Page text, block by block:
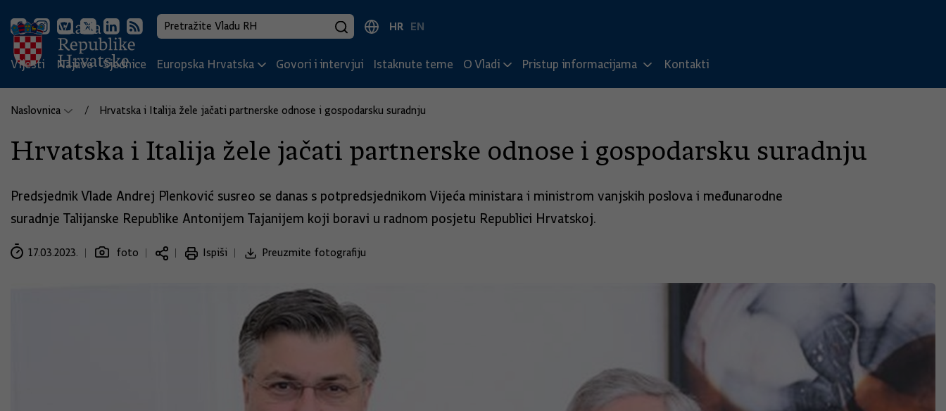
HR EN
Vijesti Najave Sjednice Europska Hrvatska Govori i intervjui Istaknute teme O Vladi Pristup informacijama Kontakti
Naslovnica Hrvatska i Italija žele jačati partnerske odnose i gospodarsku suradnju
Hrvatska i Italija žele jačati partnerske odnose i gospodarsku suradnju
Predsjednik Vlade Andrej Plenković susreo se danas s potpredsjednikom Vijeća ministara i ministrom vanjskih poslova i međunarodne
suradnje Talijanske Republike Antonijem Tajanijem koji boravi u radnom posjetu Republici Hrvatskoj.
17.03.2023. foto Ispiši Preuzmite fotografiju